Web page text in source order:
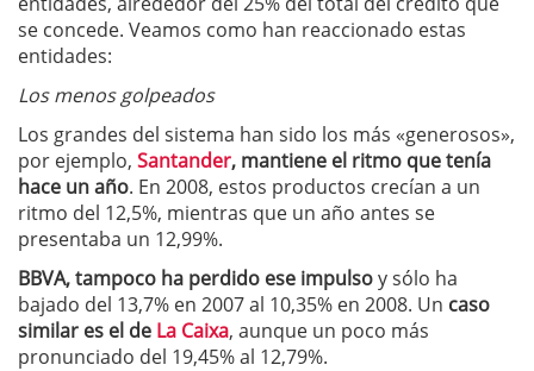
se concede. Veamos como han reaccionado estas
entidades:
Los menos golpeados
Los grandes del sistema han sido los más «generosos»,
por ejemplo, Santander, mantiene el ritmo que tenía
hace un año. En 2008, estos productos crecían a un
ritmo del 12,5%, mientras que un año antes se
presentaba un 12,99%.
BBVA, tampoco ha perdido ese impulsoy sólo ha
bajado del 13,7% en 2007 al 10,35% en 2008. Un caso
similar es el de La Caixa, aunque un poco más
pronunciado del 19,45% al 12,79%.